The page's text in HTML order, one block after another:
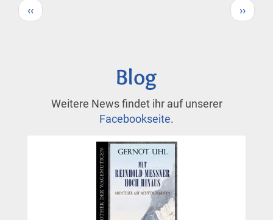
Seitennummerierung
Vorherige
Seite
‹‹
Seite
››
Blog
Weitere News findet ihr auf unserer
Facebookseite.